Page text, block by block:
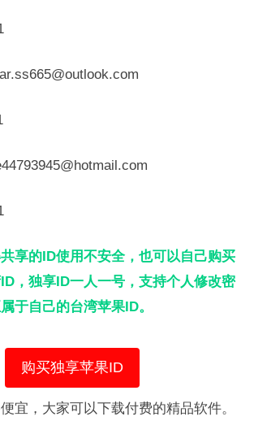
享的ID使用不安全，也可以自己购买
，独享ID一人一号，支持个人修改密
于自己的台湾苹果ID。
购买独享苹果ID
宜，大家可以下载付费的精品软件。